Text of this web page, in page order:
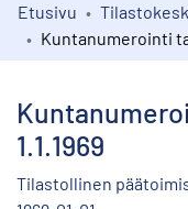
Kokoelmat
Etusivu
1.1.1969
Tilastollinen